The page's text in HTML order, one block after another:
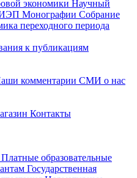
экономики Научный
ИЭП Монографии Собрание
переходного периода
к публикациям
комментарии СМИ о нас
Контакты
Платные образовательные
Государственная